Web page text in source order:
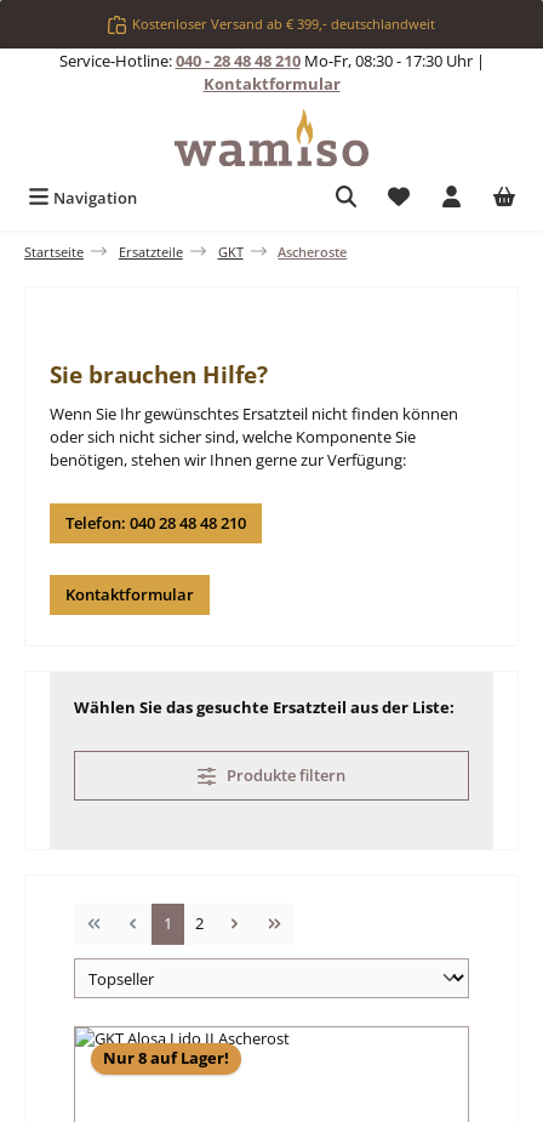
Zum Hauptinhalt springenKostenloser Versand ab € 399,- deutschlandweit
Service-Hotline:040 - 28 48 48 210Mo-Fr, 08:30 - 17:30 Uhr |
Kontaktformular
Navigation Du hast 0
Startseite Ersatzteile GKT Ascheroste
Sie brauchen Hilfe?
Wenn Sie Ihr gewünschtes Ersatzteil nicht finden können
oder sich nicht sicher sind, welche Komponente Sie
benötigen, stehen wir Ihnen gerne zur Verfügung:
Telefon: 040 28 48 48 210
Kontaktformular
Wählen Sie das gesuchte Ersatzteil aus der Liste:
Produkte filtern
Seite
1 Seite
2
Nur 8 auf Lager!